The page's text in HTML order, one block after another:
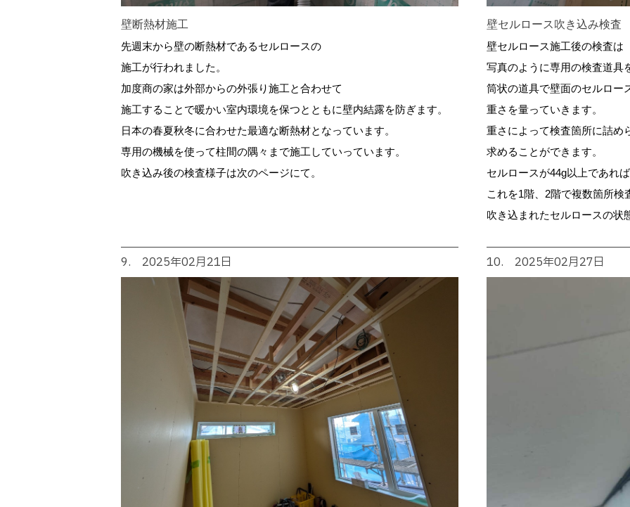
壁断熱材施工
先週末から壁の断熱材であるセルロースの
施工が行われました。
加度商の家は外部からの外張り施工と合わせて
施工することで暖かい室内環境を保つとともに壁内結露を防ぎます。
日本の春夏秋冬に合わせた最適な断熱材となっています。
専用の機械を使って柱間の隅々まで施工していっています。
吹き込み後の検査様子は次のページにて。
壁セルロース吹き込み検査
壁セルロース施工後の検査は
写真のように専用の検査道具
筒状の道具で壁面のセルロー
重さを量っていきます。
重さによって検査箇所に詰め
求めることができます。
セルロースが44g以上であれ
これを1階、2階で複数箇所検
吹き込まれたセルロースの状
9. 2025年02月21日 10. 2025年02月27日